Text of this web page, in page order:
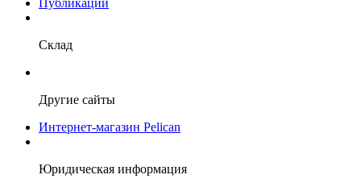
Склад
Другие сайты
Интернет-магазин Pelican
Юридическая информация